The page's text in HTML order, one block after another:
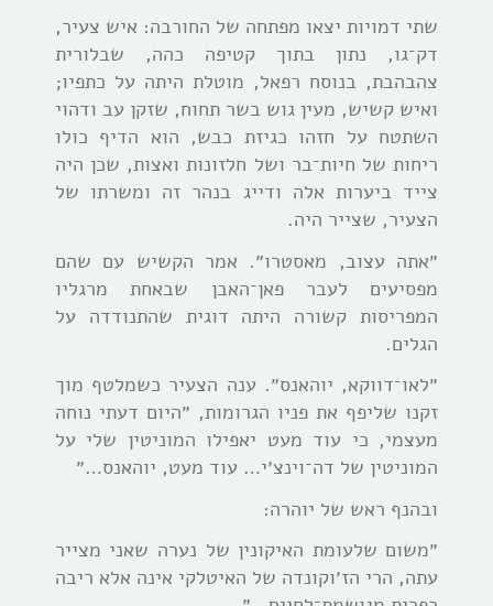
שתי דמויות יצאו מפתחה של החורבה: איש צעיר,
דק־גו, נתון בתוך קטיפה כהה, שבלורית
צהבהבת, בנוסח רפאל, מוטלת היתה על כתפיו;
ואיש קשיש, מעין גוש בשר תחוח, שזקן עב ודהוי
השתטח על חזהו כגיזת כבש, הוא הדיף כולו
ריחות של חיות־בר ושל חלזונות ואצות, שכן היה
צייד ביערות אלה ודייג בנהר זה ומשרתו של
הצעיר, שצייר היה.
״אתה עצוב, מאסטרו״. אמר הקשיש עם שהם
מפסיעים לעבר פאן־האבן שבאחת מרגליו
המפריסות קשורה היתה דוגית שהתנודדה על
הגלים.
״לאו־דווקא, יוהאנס״. ענה הצעיר כשמלטף מוך
זקנו שליפף את פניו הגרומות, ״היום דעתי נוחה
מעצמי, כי עוד מעט יאפילו המוניטין שלי על
המוניטין של דה־וינצ׳י… עוד מעט, יוהאנס…״
ובהנף ראש של יוהרה:
״משום שלעומת האיקונין של נערה שאני מצייר
עתה, הרי הז׳וקונדה של האיטלקי אינה אלא ריבה